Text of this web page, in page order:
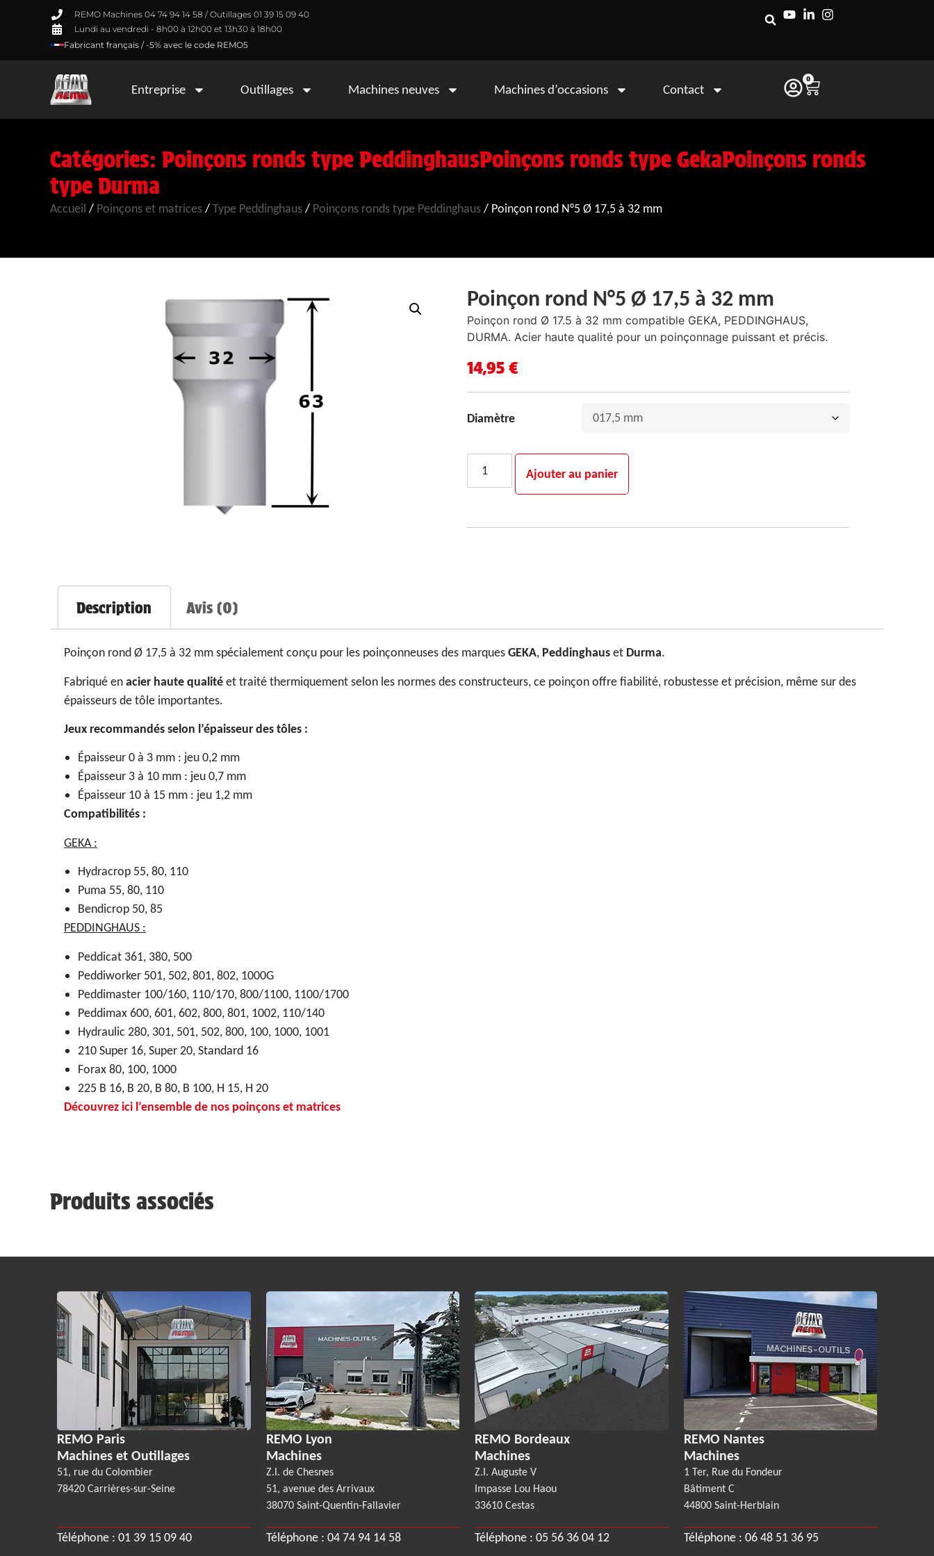
REMO Machines 04 74 94 14 58 / Outillages 01 39 15 09 40
Lundi au vendredi - 8h00 à 12h00 et 13h30 à 18h00
Fabricant français / -5% avec le code REMO5
Entreprise Outillages Machines neuves Machines d’occasions Contact
0
Catégories: Poinçons ronds type PeddinghausPoinçons ronds type GekaPoinçons ronds
type Durma
Accueil / Poinçons et matrices/Type Peddinghaus/ Poinçons ronds type Peddinghaus/ Poinçon rond N°5 Ø 17,5 à 32 mm
Poinçon rond N°5 Ø 17,5 à 32 mm
Poinçon rond Ø 17.5 à 32 mm compatible GEKA, PEDDINGHAUS,
DURMA. Acier haute qualité pour un poinçonnage puissant et précis.
14,95 €
Diamètre
Ajouter au panier
Description Avis (0)
Poinçon rond Ø 17,5 à 32 mm spécialement conçu pour les poinçonneuses des marquesGEKA, Peddinghauset Durma.
Fabriqué enacier haute qualitéet traité thermiquement selon les normes des constructeurs, ce poinçon offre fiabilité, robustesse et précision, même sur des
épaisseurs de tôle importantes.
Jeux recommandés selon l’épaisseur des tôles :
Épaisseur 0 à 3 mm : jeu 0,2 mm
Épaisseur 3 à 10 mm : jeu 0,7 mm
Épaisseur 10 à 15 mm : jeu 1,2 mm
Compatibilités :
GEKA :
Hydracrop 55, 80, 110
Puma 55, 80, 110
Bendicrop 50, 85
PEDDINGHAUS :
Peddicat 361, 380, 500
Peddiworker 501, 502, 801, 802, 1000G
Peddimaster 100/160, 110/170, 800/1100, 1100/1700
Peddimax 600, 601, 602, 800, 801, 1002, 110/140
Hydraulic 280, 301, 501, 502, 800, 100, 1000, 1001
210 Super 16, Super 20, Standard 16
Forax 80, 100, 1000
225 B 16, B 20, B 80, B 100, H 15, H 20
Découvrez ici l’ensemble de nos poinçons et matrices
Produits associés
REMO Paris
Machines et Outillages
51, rue du Colombier
78420 Carrières-sur-Seine
Téléphone : 01 39 15 09 40
REMO Lyon
Machines
Z.I. de Chesnes
51, avenue des Arrivaux
38070 Saint-Quentin-Fallavier
Téléphone : 04 74 94 14 58
REMO Bordeaux
Machines
Z.I. Auguste V
Impasse Lou Haou
33610 Cestas
Téléphone : 05 56 36 04 12
REMO Nantes
Machines
1 Ter, Rue du Fondeur
Bâtiment C
44800 Saint-Herblain
Téléphone : 06 48 51 36 95